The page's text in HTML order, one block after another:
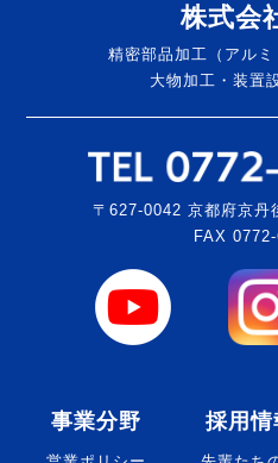
株式会
精密部品加工（アルミ
大物加工・装置
〒627-0042 京都府京丹
FAX
事業分野 採用情